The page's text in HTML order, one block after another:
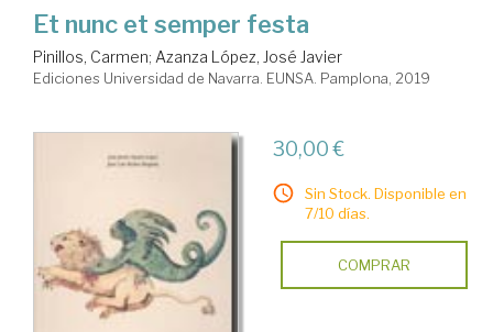
Et nunc et semper festa
Pinillos, Carmen; Azanza López, José Javier
Ediciones Universidad de Navarra. EUNSA. Pamplona, 2019
30,00 €
Sin Stock. Disponible en
7/10 días.
COMPRAR